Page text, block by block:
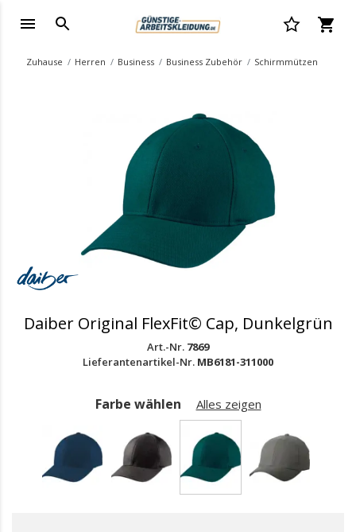
Zuhause Herren Business Business Zubehör Schirmmützen
Daiber Original FlexFit© Cap, Dunkelgrün
Art.-Nr. 7869
Lieferantenartikel-Nr. MB6181-311000
Farbe wählen Alles zeigen